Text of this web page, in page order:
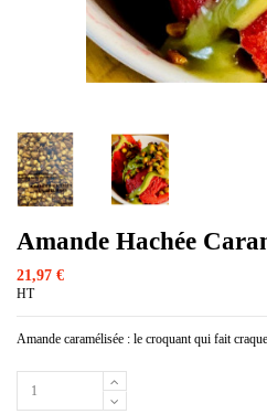
Amande Hachée
21,97 €
HT
Amande caramélisée : le croquant qui fait